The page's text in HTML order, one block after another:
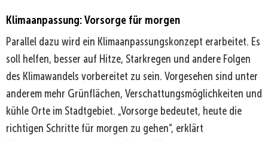
Klimaanpassung: Vorsorge für morgen
Parallel dazu wird ein Klimaanpassungskonzept erarbeitet. Es
soll helfen, besser auf Hitze, Starkregen und andere Folgen
des Klimawandels vorbereitet zu sein. Vorgesehen sind unter
anderem mehr Grünflächen, Verschattungsmöglichkeiten und
kühle Orte im Stadtgebiet. „Vorsorge bedeutet, heute die
richtigen Schritte für morgen zu gehen“, erklärt